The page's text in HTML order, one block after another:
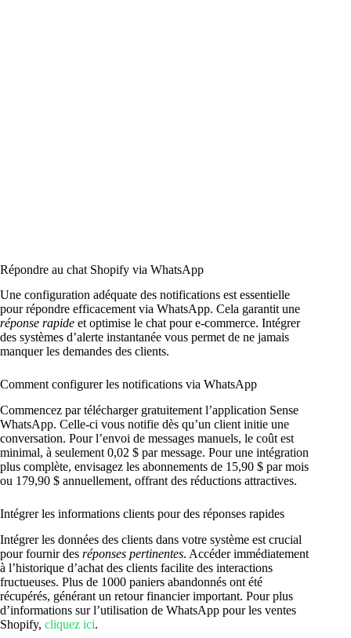
Répondre au chat Shopify via WhatsApp
Une configuration adéquate des notifications est essentielle
pour répondre efficacement via WhatsApp. Cela garantit une
réponse rapide et optimise le chat pour e-commerce. Intégrer
des systèmes d’alerte instantanée vous permet de ne jamais
manquer les demandes des clients.
Comment configurer les notifications via WhatsApp
Commencez par télécharger gratuitement l’application Sense
WhatsApp. Celle-ci vous notifie dès qu’un client initie une
conversation. Pour l’envoi de messages manuels, le coût est
minimal, à seulement 0,02 $ par message. Pour une intégration
plus complète, envisagez les abonnements de 15,90 $ par mois
ou 179,90 $ annuellement, offrant des réductions attractives.
Intégrer les informations clients pour des réponses rapides
Intégrer les données des clients dans votre système est crucial
pour fournir des réponses pertinentes. Accéder immédiatement
à l’historique d’achat des clients facilite des interactions
fructueuses. Plus de 1000 paniers abandonnés ont été
récupérés, générant un retour financier important. Pour plus
d’informations sur l’utilisation de WhatsApp pour les ventes
Shopify, cliquez ici.